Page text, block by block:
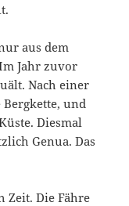
aus dem
Jahr zuvor
Nach einer
und
Diesmal
Genua. Das
Die Fähre